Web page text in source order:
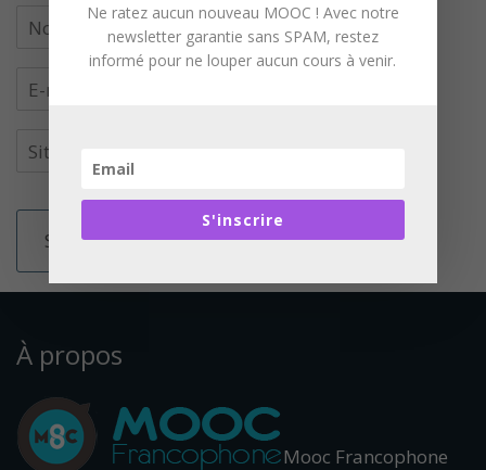
À propos
Mooc Francophone
Ne ratez aucun nouveau MOOC ! Avec notre
newsletter garantie sans SPAM, restez
informé pour ne louper aucun cours à venir.
S'inscrire